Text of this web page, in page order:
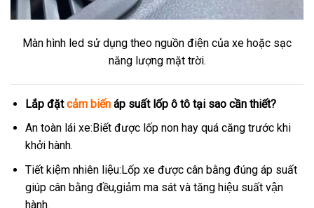
Màn hình led sử dụng theo nguồn điện của xe hoặc sạc
năng lượng mặt trời.
Lắp đặtcảm biếnáp suất lốp ô tô tại sao cần thiết?
An toàn lái xe:Biết được lốp non hay quá căng trước khi
khởi hành.
Tiết kiệm nhiên liệu:Lốp xe được cân bằng đúng áp suất
giúp cân bằng đều,giảm ma sát và tăng hiệu suất vận
hành.